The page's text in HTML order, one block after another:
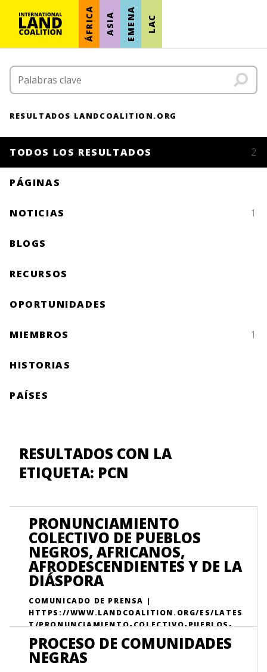
ÁFRICA ASIA EMENA LAC
RESULTADOS LANDCOALITION.ORG
TODOS LOS RESULTADOS 2
PÁGINAS
NOTICIAS 1
BLOGS
RECURSOS
OPORTUNIDADES
MIEMBROS 1
HISTORIAS
PAÍSES
RESULTADOS CON LA
ETIQUETA: PCN
PRONUNCIAMIENTO
COLECTIVO DE PUEBLOS
NEGROS, AFRICANOS,
AFRODESCENDIENTES Y DE LA
DIÁSPORA
COMUNICADO DE PRENSA |
HTTPS://WWW.LANDCOALITION.ORG/ES/LATES
T/PRONUNCIAMIENTO-COLECTIVO-PUEBLOS-
NEGROS-AFRICANOS-AFRODESCENDIENTES/
PROCESO DE COMUNIDADES
NEGRAS